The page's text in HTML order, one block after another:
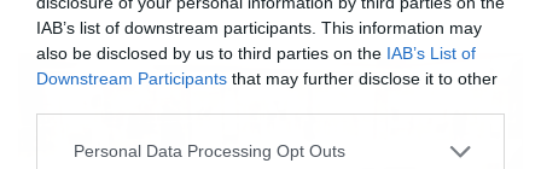
IAB’s list of downstream participants. This information may
also be disclosed by us to third parties on the IAB’s List of
Downstream Participants that may further disclose it to other
Please note that this website/app uses one or more Google
Personal Data Processing Opt Outs
αυτών που θα μείνουν κλειστά λόγω τοπικών αργιών. Το
ωράριο των σούπερ μάρκετ θα είναι το ίδιο με τις
υπόλοιπες εργάσιμες μέρες. Υπενθυμίζεται πως, από
τις 14 μέχρι τις 21 Ιουνίου, ισχύουν νέα δεδομένα καθώς
[…]